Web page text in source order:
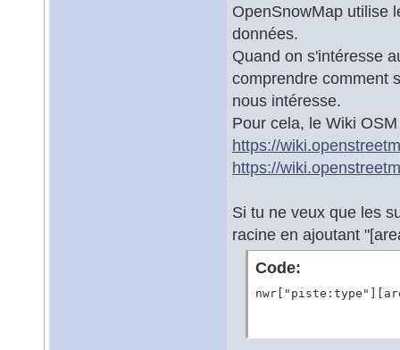
OpenSnowMap utilise
données.
Quand on s'intéresse
comprendre comment
nous intéresse.
Pour cela, le Wiki
https://
https://
Si tu ne veux que les
racine en ajoutant
Code: